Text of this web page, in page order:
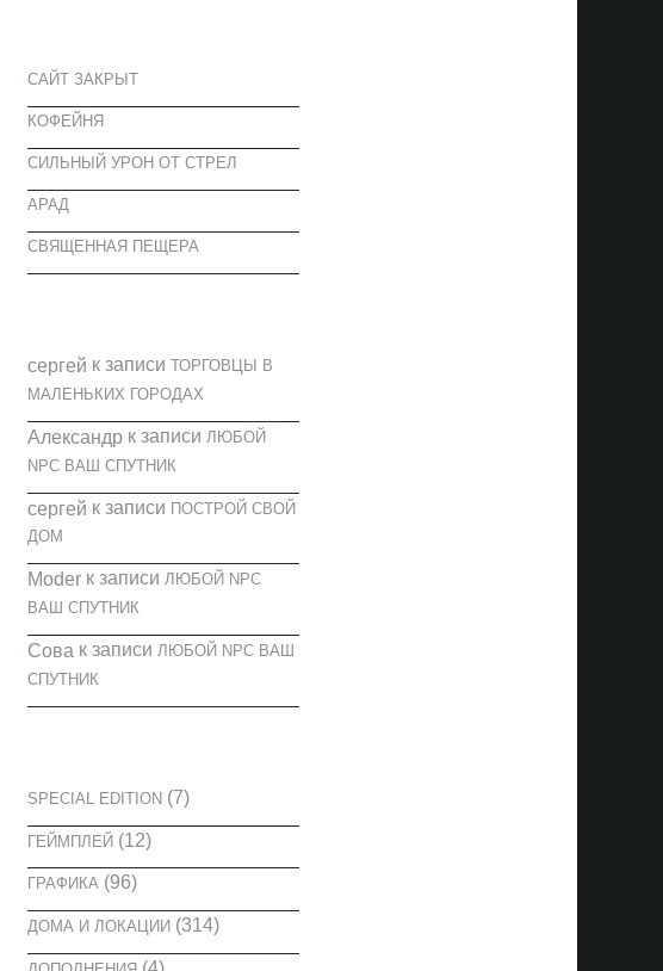
САЙТ ЗАКРЫТ
КОФЕЙНЯ
CИЛЬНЫЙ УРОН ОТ СТРЕЛ
АРАД
СВЯЩЕННАЯ ПЕЩЕРА
cергей к записи ТОРГОВЦЫ В
МАЛЕНЬКИХ ГОРОДАХ
Александрк записи ЛЮБОЙ
NPC ВАШ СПУТНИК
cергей к записи ПОСТРОЙ СВОЙ
ДОМ
Moderк записи ЛЮБОЙ NPC
ВАШ СПУТНИК
Сова к записи ЛЮБОЙ NPC ВАШ
СПУТНИК
SPECIAL EDITION(7)
ГЕЙМПЛЕЙ(12)
ГРАФИКА (96)
ДОМА И ЛОКАЦИИ(314)